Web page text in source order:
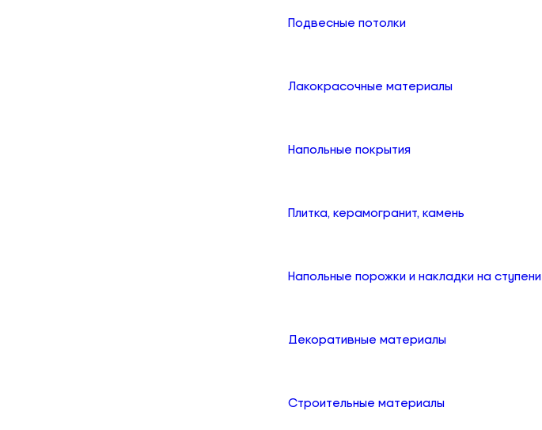
Подвесные потолки
Лакокрасочные материалы
Напольные покрытия
Плитка, керамогранит, камень
Напольные порожки и накладки на ступени
Декоративные материалы
Строительные материалы